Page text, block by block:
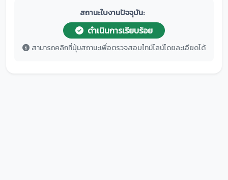
สถานะใบงานปัจจุบัน:
ดำเนินการเรียบร้อย
สามารถคลิกที่ปุ่มสถานะเพื่อตรวจสอบไทม์ไลน์โดยละเอียดได้